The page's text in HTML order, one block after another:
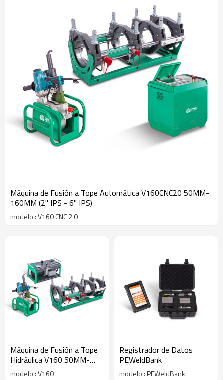
ilimitada, sino que también podrá crear un valor único para nuestros
clientes en todo el mundo. Esperamos colaborar con usted para
crear más productos excelentes.
Máquina de Fusión a Tope Automática V160CNC20 50MM-
160MM (2" IPS - 6" IPS)
modelo : V160 CNC 2.0
Máquina de Fusión a Tope
Hidráulica V160 50MM-
160MM (2" IPS -6" IPS)
modelo : V160
Registrador de Datos
PEWeldBank
modelo : PEWeldBank